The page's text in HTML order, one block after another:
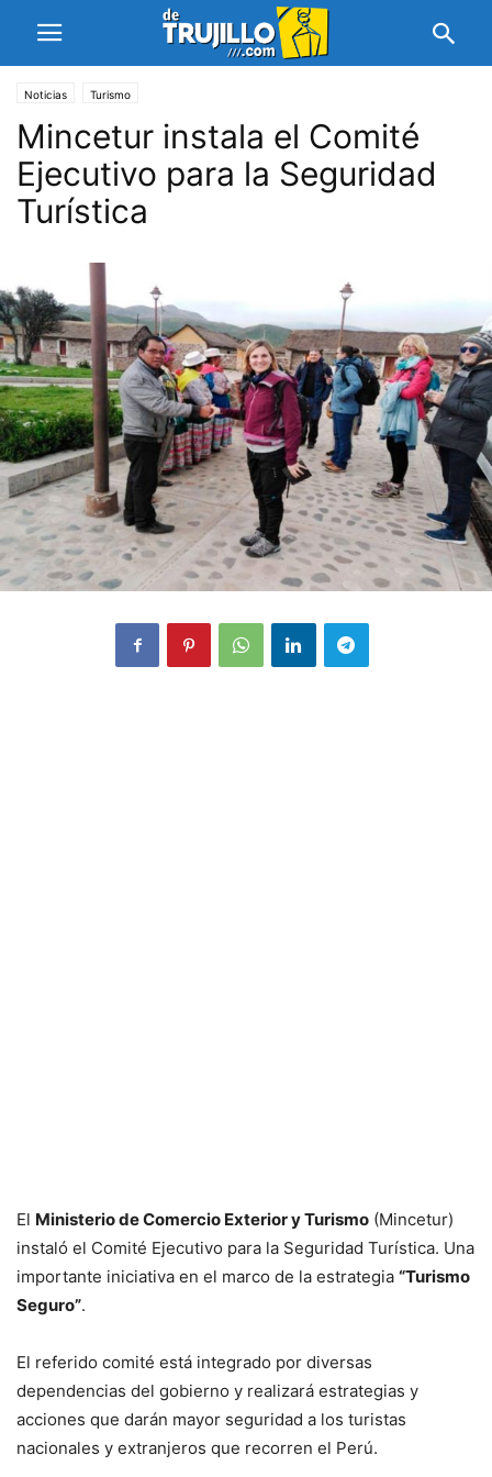
Noticias Turismo
Mincetur instala el Comité
Ejecutivo para la Seguridad
Turística
El Ministerio de Comercio Exterior y Turismo (Mincetur)
instaló el Comité Ejecutivo para la Seguridad Turística. Una
importante iniciativa en el marco de la estrategia “Turismo
Seguro”.
El referido comité está integrado por diversas
dependencias del gobierno y realizará estrategias y
acciones que darán mayor seguridad a los turistas
nacionales y extranjeros que recorren el Perú.